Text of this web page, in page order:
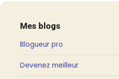
Mes blogs
Blogueur pro
Devenez meilleur